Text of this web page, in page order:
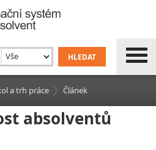
a trh práce Článek
absolventů